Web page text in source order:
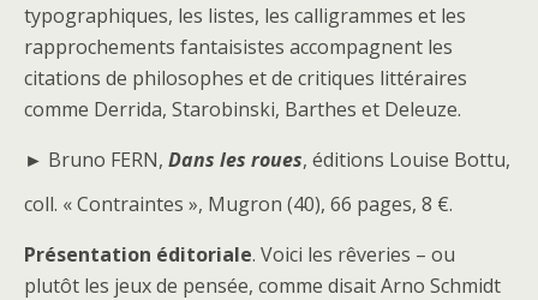
typographiques, les listes, les calligrammes et les
rapprochements fantaisistes accompagnent les
citations de philosophes et de critiques littéraires
comme Derrida, Starobinski, Barthes et Deleuze.
► Bruno FERN, Dans les roues, éditions Louise Bottu,
coll. « Contraintes », Mugron (40), 66 pages, 8 €.
Présentation éditoriale. Voici les rêveries – ou
plutôt les jeux de pensée, comme disait Arno Schmidt